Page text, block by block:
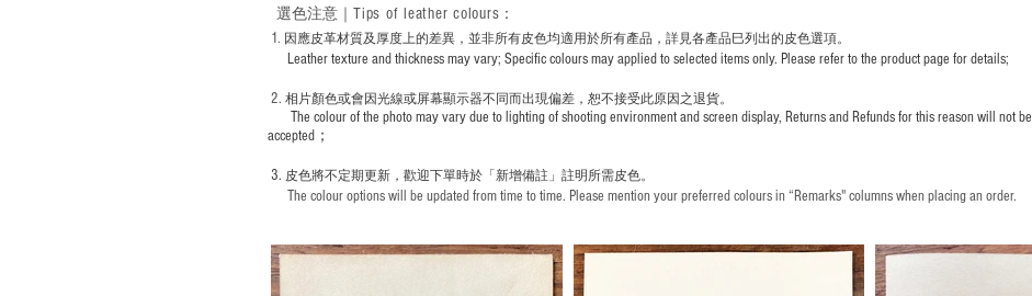
1. ​ 因應皮革材質及厚度上的差異，並非所有皮色均適用於所有產品，詳見各產品巳列出的皮色選項。
Leather texture and thickness may vary; Specific colours may applied to selected items only. Please refer to the product page for details;
2. 相片顏色或會因光線或屏幕顯示器不同而出現偏差，恕不接受此原因之退貨。
The colour of the photo may vary due to lighting of shooting environment and screen display, Returns and Refunds for this reason will not be
accepted；
3. 皮色將不定期更新，歡迎下單時於「新增備註」註明 所需皮色。
The colour options will be updated from time to time. Please mention your preferred colours in “Remarks" columns when placing an order.
選色注意｜ Tips of leather colours ：